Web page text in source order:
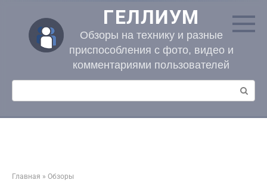
контенту
ГЕЛЛИУМ
Обзоры на технику и разные
приспособления с фото, видео и
комментариями пользователей
Поиск:
Главная » Обзоры